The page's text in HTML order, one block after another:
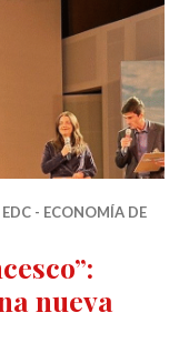
EDC - ECONOMÍA DE
nueva